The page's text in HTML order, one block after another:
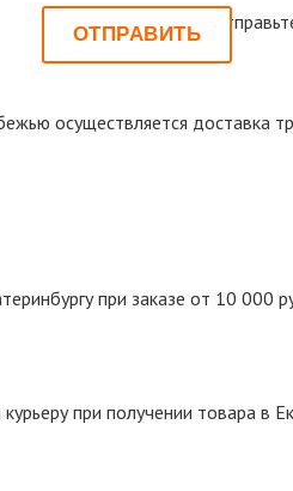
Или
осуществляется доставка
при заказе от 10 000
при получении товара в